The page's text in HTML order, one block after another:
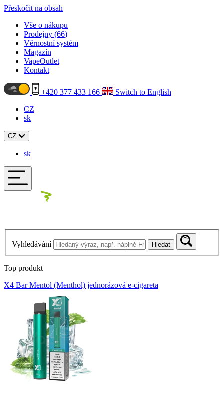
Přeskočit na obsah
Vše o nákupu
Prodejny (66)
Věrnostní systém
Magazín
VapeOutlet
Kontakt
+420 377 433 166
Switch to English
CZ
sk
CZ
sk
Vyhledávání Hledat
Top produkt
X4 Bar Mentol (Menthol) jednorázová e-cigareta